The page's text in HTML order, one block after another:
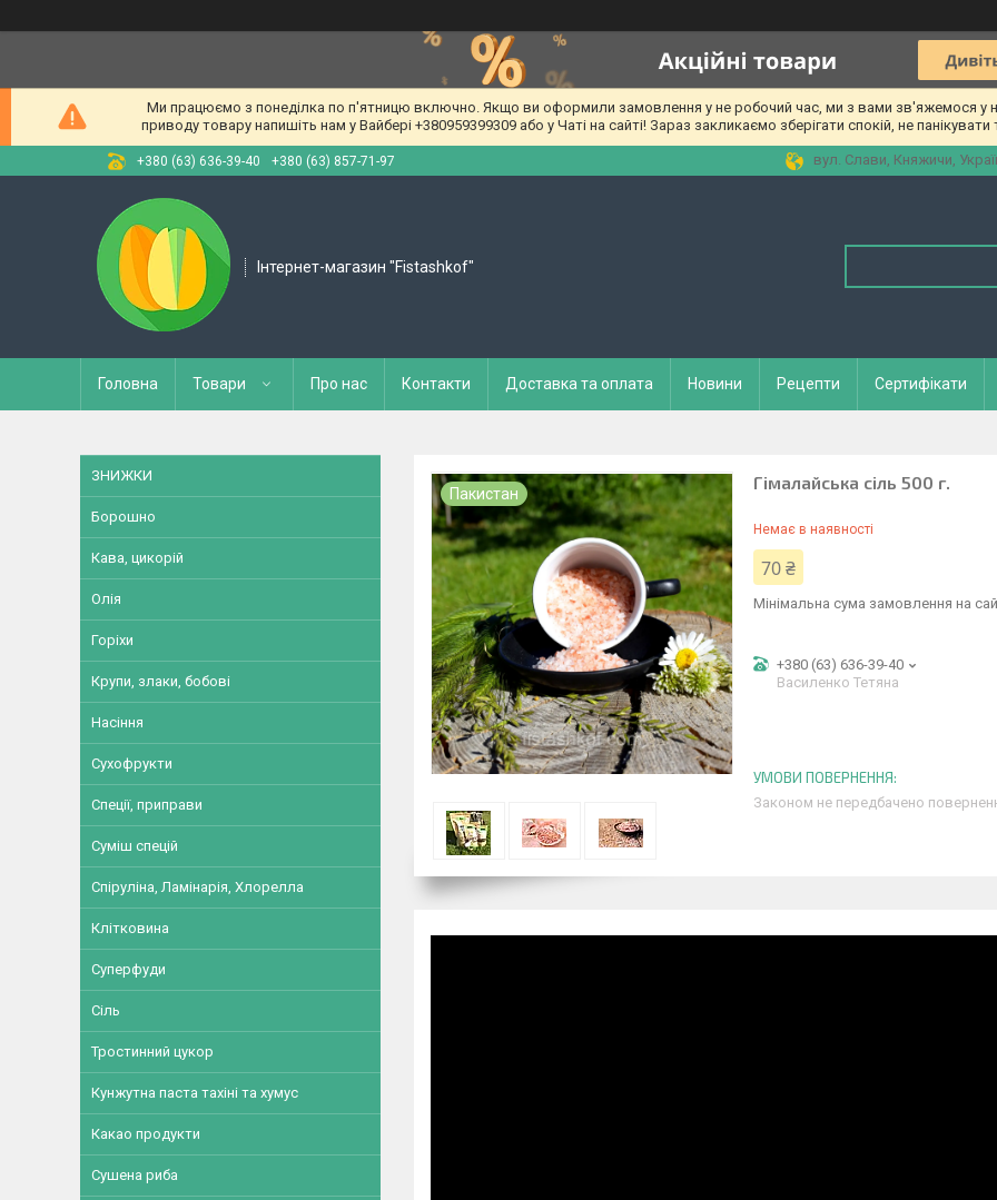
Ми працюємо з понеділка по п'ятницю включно. Якщо ви оформили замовлення у не робочий час, ми з вами зв'яжемося у
приводу товару напишіть нам у Вайбері +380959399309 або у Чаті на сайті! Зараз закликаємо зберігати спокій, не
+380 (63) 636-39-40 +380 (63) 857-71-97 вул. Слави, Княжичи,
Інтернет-магазин "Fistashkof"
Головна Товари Про нас Контакти Доставка та оплата Новини Рецепти Сертифікати
Пакистан
Гімалайська сіль 500 г.
Немає в наявності
70 ₴
Мінімальна сума замовлення на
+380 (63) 636-39-40
Василенко Тетяна
Законом не передбачено
ЗНИЖКИ
Борошно
Кава, цикорій
Олія
Горіхи
Крупи, злаки, бобові
Насіння
Сухофрукти
Спеції, приправи
Суміш спецій
Спіруліна, Ламінарія, Хлорелла
Клітковина
Суперфуди
Сіль
Тростинний цукор
Кунжутна паста тахіні та хумус
Какао продукти
Сушена риба